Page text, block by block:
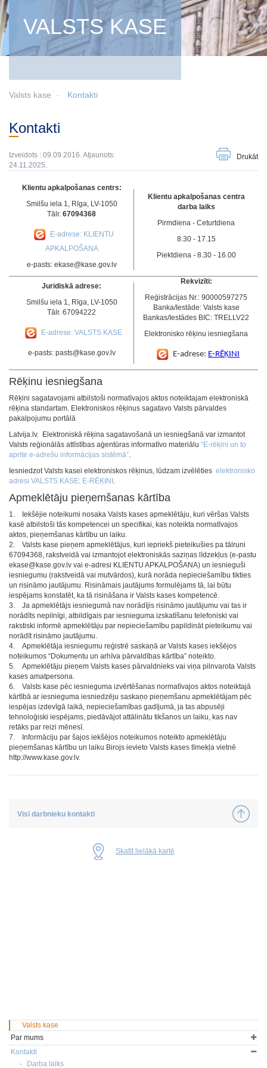
VALSTS KASE
Valsts kase Kontakti
Kontakti
Izveidots : 09.09.2016. Atjaunots:
24.11.2025.
Drukāt
Klientu apkalpošanas centrs:
Smilšu iela 1, Rīga, LV-1050
Tālr. 67094368
E-adrese: KLIENTU
APKALPOŠANA
e-pasts: ekase@kase.gov.lv
Klientu apkalpošanas centra
darba laiks
Pirmdiena - Ceturtdiena
8.30 - 17.15
Piektdiena - 8.30 - 16.00
Juridiskā adrese:
Smilšu iela 1, Rīga, LV-1050
Tālr. 67094222
E-adrese: VALSTS KASE
e-pasts: pasts@kase.gov.lv
Rekvizīti:
Reģistrācijas Nr.: 90000597275
Banka/Iestāde: Valsts kase
Bankas/Iestādes BIC: TRELLV22
Elektronisko rēķinu iesniegšana
E-adrese: E-RĒĶINI
Rēķinu iesniegšana
Rēķini sagatavojami atbilstoši normatīvajos aktos noteiktajam elektroniskā
rēķina standartam. Elektroniskos rēķinus sagatavo Valsts pārvaldes
pakalpojumu portālā
Latvija.lv. Elektroniskā rēķina sagatavošanā un iesniegšanā var izmantot
Valsts reģionālās attīstības aģentūras informatīvo materiālu “E-rēķini un to
aprite e-adrešu informācijas sistēmā”.
Iesniedzot Valsts kasei elektroniskos rēķinus, lūdzam izvēlēties elektronisko
adresi VALSTS KASE: E-RĒĶINI .
Apmeklētāju pieņemšanas kārtība
1. Iekšējie noteikumi nosaka Valsts kases apmeklētāju, kuri vēršas Valsts
kasē atbilstoši tās kompetencei un specifikai, kas noteikta normatīvajos
aktos, pieņemšanas kārtību un laiku.
2. Valsts kase pieņem apmeklētājus, kuri iepriekš pieteikušies pa tālruni
67094368, rakstveidā vai izmantojot elektroniskās saziņas līdzekļus (e-pastu
ekase@kase.gov.lv vai e-adresi KLIENTU APKALPOŠANA) un iesnieguši
iesniegumu (rakstveidā vai mutvārdos), kurā norāda nepieciešamību tikties
un risināmo jautājumu. Risināmais jautājums formulējams tā, lai būtu
iespējams konstatēt, ka tā risināšana ir Valsts kases kompetencē.
3. Ja apmeklētājs iesniegumā nav norādījis risināmo jautājumu vai tas ir
norādīts nepilnīgi, atbildīgais par iesnieguma izskatīšanu telefoniski vai
rakstiski informē apmeklētāju par nepieciešamību papildināt pieteikumu vai
norādīt risināmo jautājumu.
4. Apmeklētāja iesniegumu reģistrē saskaņā ar Valsts kases iekšējos
noteikumos “Dokumentu un arhīva pārvaldības kārtība” noteikto.
5. Apmeklētāju pieņem Valsts kases pārvaldnieks vai viņa pilnvarota Valsts
kases amatpersona.
6. Valsts kase pēc iesnieguma izvērtēšanas normatīvajos aktos noteiktajā
kārtībā ar iesnieguma iesniedzēju saskaņo pieņemšanu apmeklētājam pēc
iespējas izdevīgā laikā, nepieciešamības gadījumā, ja tas abpusēji
tehnoloģiski iespējams, piedāvājot attālinātu tikšanos un laiku, kas nav
retāks par reizi mēnesī.
7. Informāciju par šajos iekšējos noteikumos noteikto apmeklētāju
pieņemšanas kārtību un laiku Birojs ievieto Valsts kases tīmekļa vietnē
http://www.kase.gov.lv.
Visi darbnieku kontakti
Skatīt lielākā kartē
Valsts kase
Par mums
Kontakti
Darba laiks